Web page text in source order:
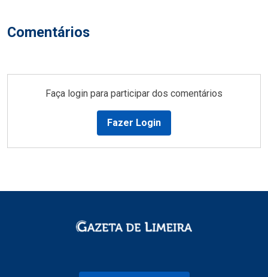
Comentários
Faça login para participar dos comentários
Fazer Login